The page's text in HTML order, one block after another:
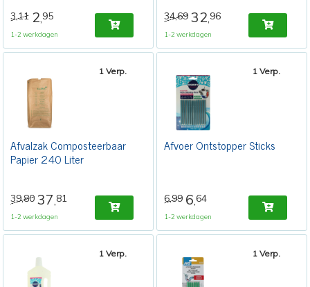
3,11 2,95
1-2 werkdagen
34,69 32,96
1-2 werkdagen
1 Verp.
Afvalzak Composteerbaar
Papier 240 Liter
39,80 37,81
1-2 werkdagen
1 Verp.
Afvoer Ontstopper Sticks
6,99 6,64
1-2 werkdagen
1 Verp. 1 Verp.